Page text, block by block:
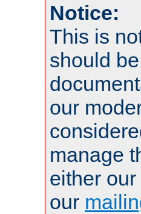
Notice:
This is
should
our
manage
either
our